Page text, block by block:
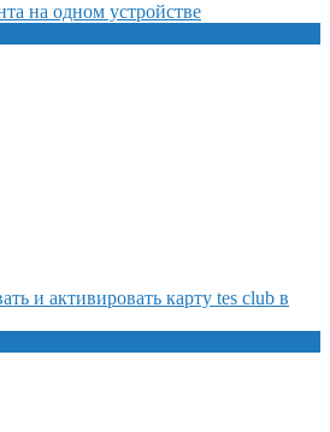
на одном устройстве
и активировать карту tes club в